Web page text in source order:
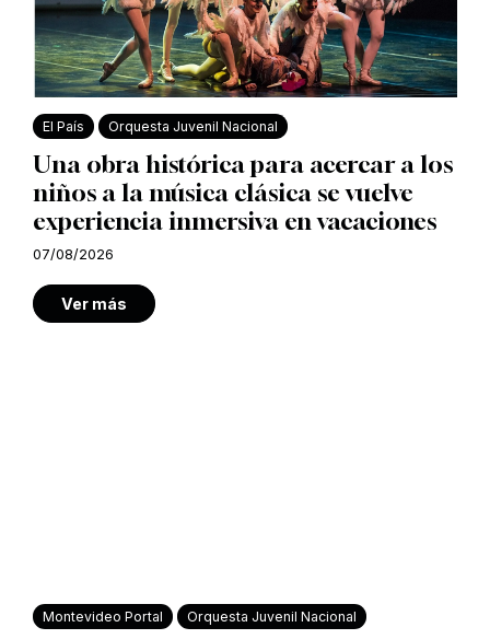
El País Orquesta Juvenil Nacional
Una obra histórica para acercar a los
niños a la música clásica se vuelve
experiencia inmersiva en vacaciones
07/08/2026
Ver más
Montevideo Portal Orquesta Juvenil Nacional